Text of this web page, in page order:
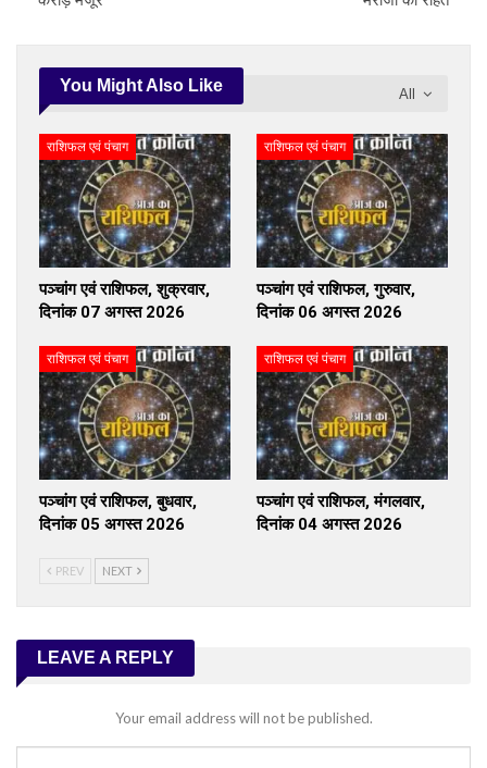
All
You Might Also Like
राशिफल एवं पंचाग
पञ्चांग एवं राशिफल, शुक्रवार,
दिनांक 07 अगस्त 2026
राशिफल एवं पंचाग
पञ्चांग एवं राशिफल, गुरुवार,
दिनांक 06 अगस्त 2026
राशिफल एवं पंचाग
पञ्चांग एवं राशिफल, बुधवार,
दिनांक 05 अगस्त 2026
राशिफल एवं पंचाग
पञ्चांग एवं राशिफल, मंगलवार,
दिनांक 04 अगस्त 2026
PREV NEXT
LEAVE A REPLY
Your email address will not be published.